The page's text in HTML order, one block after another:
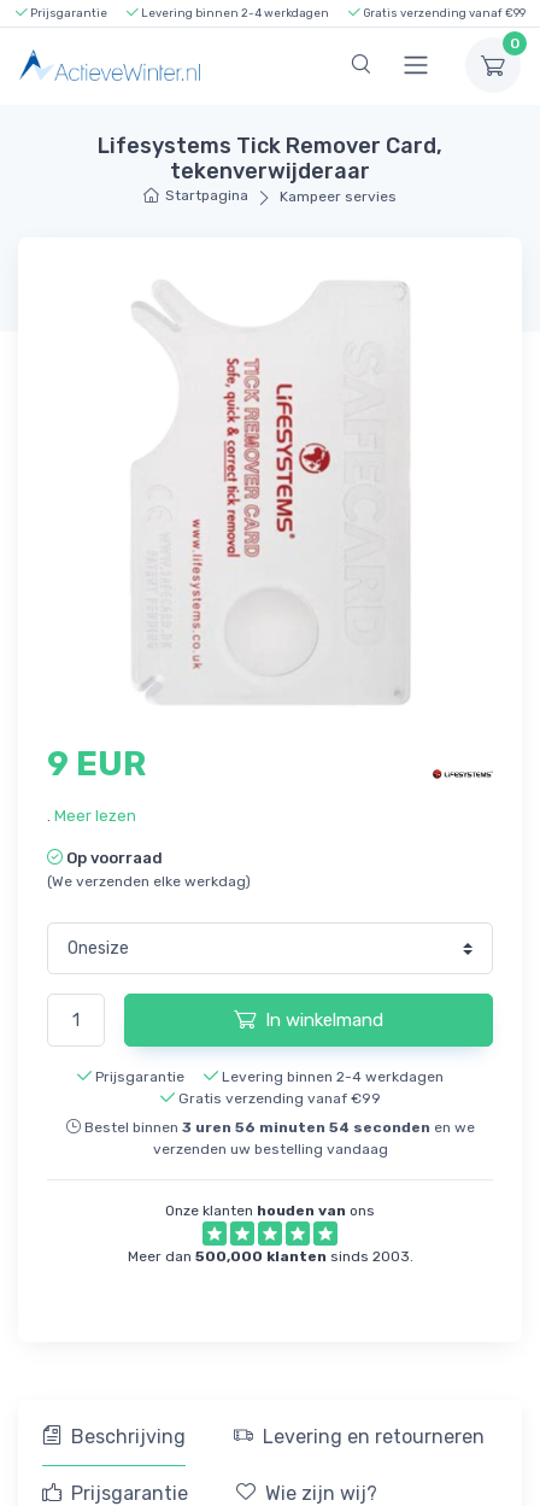
Prijsgarantie Levering binnen 2-4 werkdagen Gratis verzending vanaf €99
0
Lifesystems Tick Remover Card,
tekenverwijderaar
Startpagina Kampeer servies
9 EUR
Meer lezen
Op voorraad
(We verzenden elke werkdag)
In winkelmand
Prijsgarantie
Levering binnen 2-4 werkdagen
Gratis verzending vanaf €99
Bestel binnen 3 uren 56 minuten 54 seconden en we
verzenden uw bestelling vandaag
Onze klanten houden van ons
Meer dan 500,000 klanten sinds 2003.
Beschrijving Levering en retourneren
Prijsgarantie Wie zijn wij?